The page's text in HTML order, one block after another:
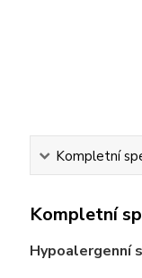
Kompletní
Kompletní
Hypoalergenní